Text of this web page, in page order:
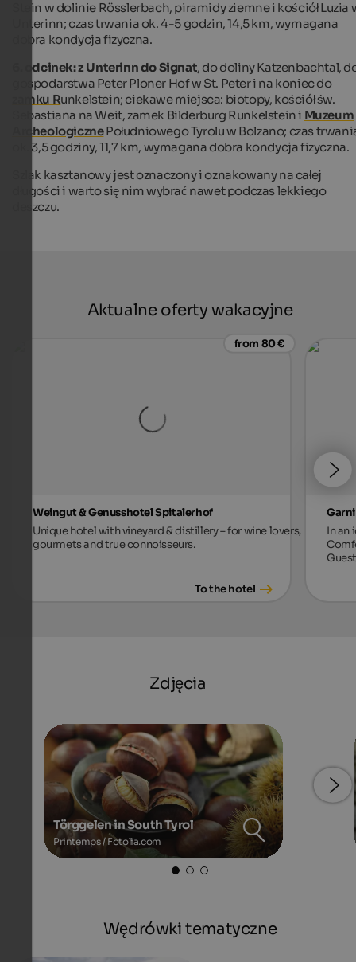
Stein w dolinie Rösslerbach, piramidy ziemne i kościół Luzia
Unterinn; czas trwania ok. 4-5 godzin, 14,5 km, wymagana
dobra kondycja fizyczna.
6. odcinek: z Unterinn do Signat, do doliny Katzenbachtal,
gospodarstwa Peter Ploner Hof w St. Peter i na koniec do
zamku Runkelstein; ciekawe miejsca: biotopy, kościół św.
Sebastiana na Weit, zamek Bilderburg Runkelstein i Muzeum
ArcheologicznePołudniowego Tyrolu w Bolzano; czas
ok. 3,5 godziny, 11,7 km, wymagana dobra kondycja fizyczna.
Szlak kasztanowy jest oznaczony i oznakowany na całej
długości i warto się nim wybrać nawet podczas lekkiego
deszczu.
Aktualne oferty wakacyjne
from 80 €
Weingut & Genusshotel Spitalerhof
Unique hotel with vineyard & distillery – for wine lovers,
gourmets and true connoisseurs.
To the hotel
In an
Zdjęcia
Törggelen in South Tyrol
Printemps / Fotolia.com
Wędrówki tematyczne